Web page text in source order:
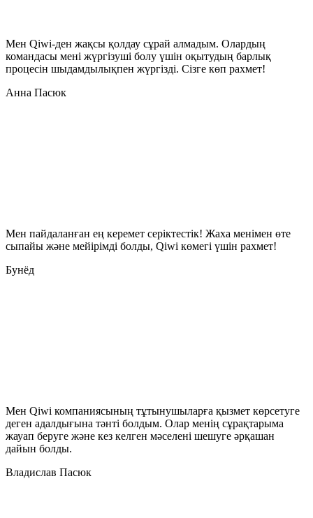
Мен Qiwi-ден жақсы қолдау сұрай алмадым. Олардың
командасы мені жүргізуші болу үшін оқытудың барлық
процесін шыдамдылықпен жүргізді. Сізге көп рахмет!
Анна Пасюк
Мен пайдаланған ең керемет серіктестік! Жаха менімен өте
сыпайы және мейірімді болды, Qiwi көмегі үшін рахмет!
Бунёд
Мен Qiwi компаниясының тұтынушыларға қызмет көрсетуге
деген адалдығына тәнті болдым. Олар менің сұрақтарыма
жауап беруге және кез келген мәселені шешуге әрқашан
дайын болды.
Владислав Пасюк